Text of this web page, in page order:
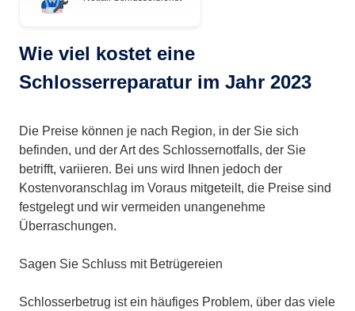
Wie viel kostet eine
Schlosserreparatur im Jahr 2023
Die Preise können je nach Region, in der Sie sich
befinden, und der Art des Schlossernotfalls, der Sie
betrifft, variieren. Bei uns wird Ihnen jedoch der
Kostenvoranschlag im Voraus mitgeteilt, die Preise sind
festgelegt und wir vermeiden unangenehme
Überraschungen.
Sagen Sie Schluss mit Betrügereien
Schlosserbetrug ist ein häufiges Problem, über das viele